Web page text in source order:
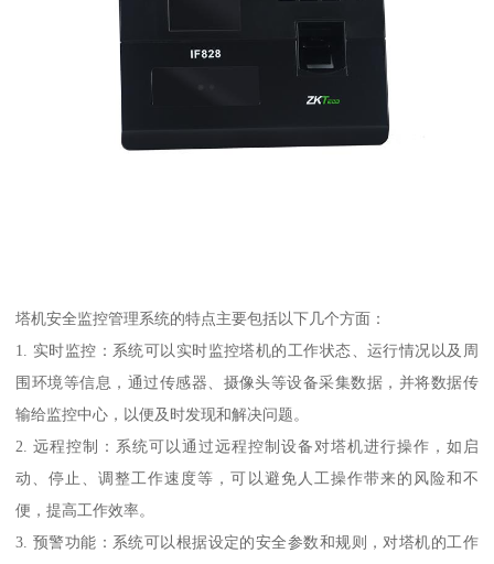
塔机安全监控管理系统的特点主要包括以下几个方面：
1. 实时监控：系统可以实时监控塔机的工作状态、运行情况以及周
围环境等信息，通过传感器、摄像头等设备采集数据，并将数据传
输给监控中心，以便及时发现和解决问题。
2. 远程控制：系统可以通过远程控制设备对塔机进行操作，如启
动、停止、调整工作速度等，可以避免人工操作带来的风险和不
便，提高工作效率。
3. 预警功能：系统可以根据设定的安全参数和规则，对塔机的工作